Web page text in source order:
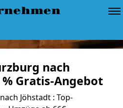
nach
Gratis-Angebot
Jöhstadt : Top-